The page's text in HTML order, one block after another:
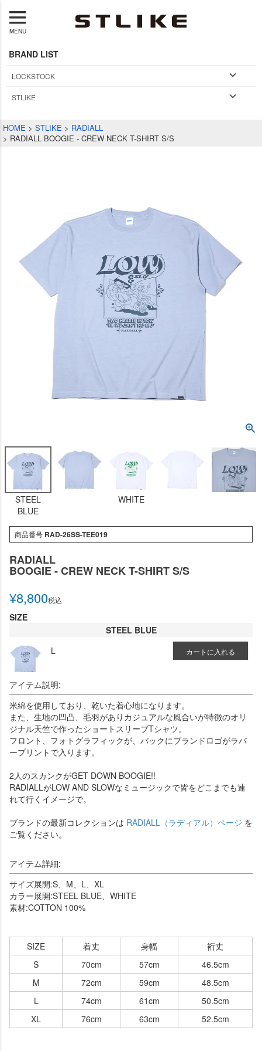
MENU
BRAND LIST
LOCKSTOCK
STLIKE
HOME STLIKE
RADIALL
RADIALL BOOGIE - CREW NECK T-SHIRT S/S
STEEL
BLUE
WHITE
商品番号 RAD-26SS-TEE019
RADIALL
BOOGIE - CREW NECK T-SHIRT S/S
¥8,800税込
SIZE
STEEL BLUE
L
カートに入れる
アイテム説明:
米綿を使用しており、乾いた着心地になります。
また、生地の凹凸、毛羽がありカジュアルな風合いが特徴のオリ
ジナル天竺で作ったショートスリーブTシャツ。
フロント、フォトグラフィックが、バックにブランドロゴがラバ
ープリントで入ります。
2人のスカンクがGET DOWN BOOGIE!!
RADIALLがLOW AND SLOWなミュージックで皆をどこまでも連
れて行くイメージで。
ブランドの最新コレクションは RADIALL（ラディアル）ページ を
ご覧ください。
アイテム詳細:
サイズ展開:S、M、L、XL
カラー展開:STEEL BLUE、WHITE
素材:COTTON 100%
SIZE 着丈 身幅
裄丈
S
70cm 57cm
46.5cm
M
72cm 59cm
48.5cm
L
74cm 61cm
50.5cm
XL
76cm 63cm 52.5cm